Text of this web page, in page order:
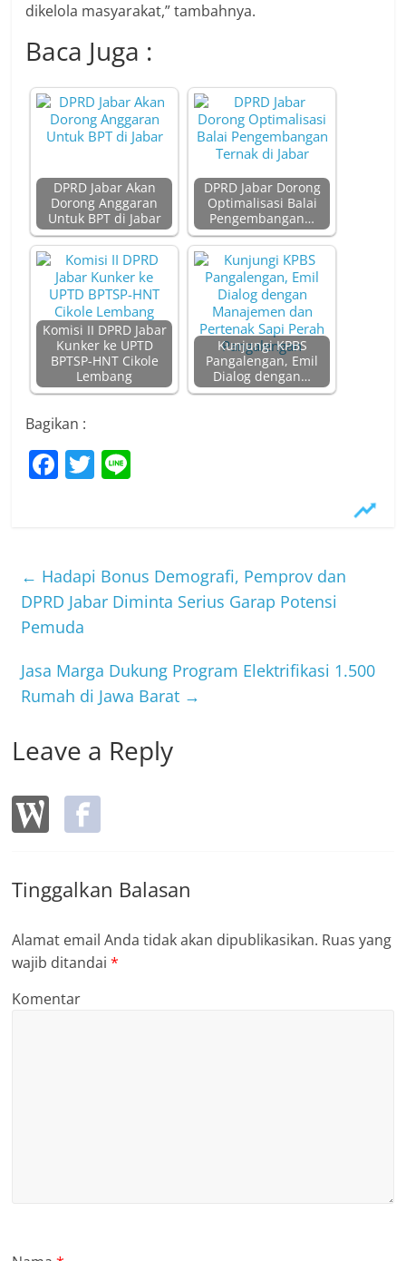
dikelola masyarakat,” tambahnya.
Baca Juga :
DPRD Jabar Akan
Dorong Anggaran
Untuk BPT di Jabar
DPRD Jabar Dorong
Optimalisasi Balai
Pengembangan…
Komisi II DPRD Jabar
Kunker ke UPTD
BPTSP-HNT Cikole
Lembang
Kunjungi KPBS
Pangalengan, Emil
Dialog dengan…
Bagikan :
F
b
o
o
k
T
← Hadapi Bonus Demografi, Pemprov dan
DPRD Jabar Diminta Serius Garap Potensi
Pemuda
Jasa Marga Dukung Program Elektrifikasi 1.500
Rumah di Jawa Barat →
Leave a Reply
Tinggalkan Balasan
Alamat email Anda tidak akan dipublikasikan. Ruas yang
wajib ditandai*
Komentar